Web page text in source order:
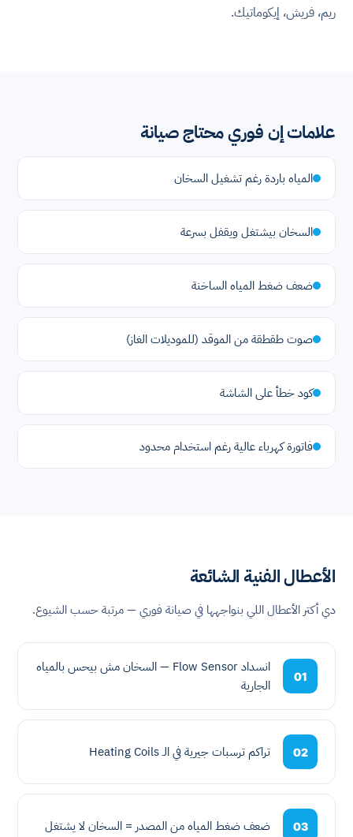
ريم، فريش، إيكوماتيك.
علامات إن فوري محتاج صيانة
المياه باردة رغم تشغيل السخان
السخان بيشتغل ويقفل بسرعة
ضعف ضغط المياه الساخنة
صوت طقطقة من الموقد (للموديلات الغاز)
كود خطأ على الشاشة
فاتورة كهرباء عالية رغم استخدام محدود
الأعطال الفنية الشائعة
دي أكتر الأعطال اللي بنواجهها في صيانة فوري — مرتبة حسب الشيوع.
01
انسداد Flow Sensor — السخان مش بيحس بالمياه
الجارية
02 تراكم ترسبات جيرية في الـ Heating Coils
03 ضعف ضغط المياه من المصدر = السخان لا يشتغل